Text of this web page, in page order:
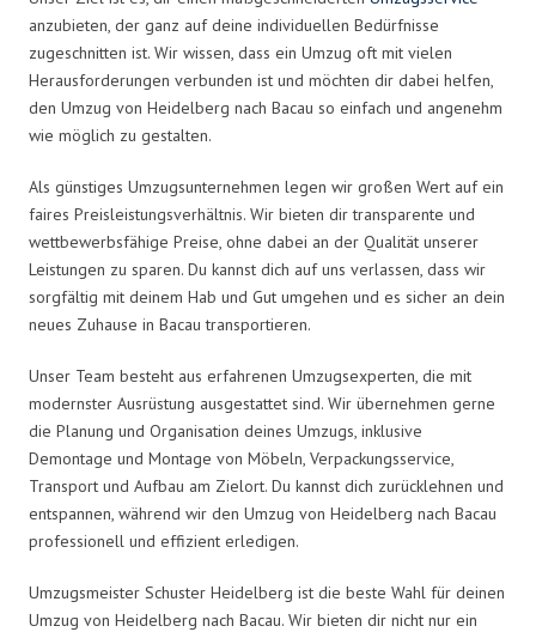
anzubieten, der ganz auf deine individuellen Bedürfnisse
zugeschnitten ist. Wir wissen, dass ein Umzug oft mit vielen
Herausforderungen verbunden ist und möchten dir dabei helfen,
den Umzug von Heidelberg nach Bacau so einfach und angenehm
wie möglich zu gestalten.
Als günstiges Umzugsunternehmen legen wir großen Wert auf ein
faires Preisleistungsverhältnis. Wir bieten dir transparente und
wettbewerbsfähige Preise, ohne dabei an der Qualität unserer
Leistungen zu sparen. Du kannst dich auf uns verlassen, dass wir
sorgfältig mit deinem Hab und Gut umgehen und es sicher an dein
neues Zuhause in Bacau transportieren.
Unser Team besteht aus erfahrenen Umzugsexperten, die mit
modernster Ausrüstung ausgestattet sind. Wir übernehmen gerne
die Planung und Organisation deines Umzugs, inklusive
Demontage und Montage von Möbeln, Verpackungsservice,
Transport und Aufbau am Zielort. Du kannst dich zurücklehnen und
entspannen, während wir den Umzug von Heidelberg nach Bacau
professionell und effizient erledigen.
Umzugsmeister Schuster Heidelberg ist die beste Wahl für deinen
Umzug von Heidelberg nach Bacau. Wir bieten dir nicht nur ein